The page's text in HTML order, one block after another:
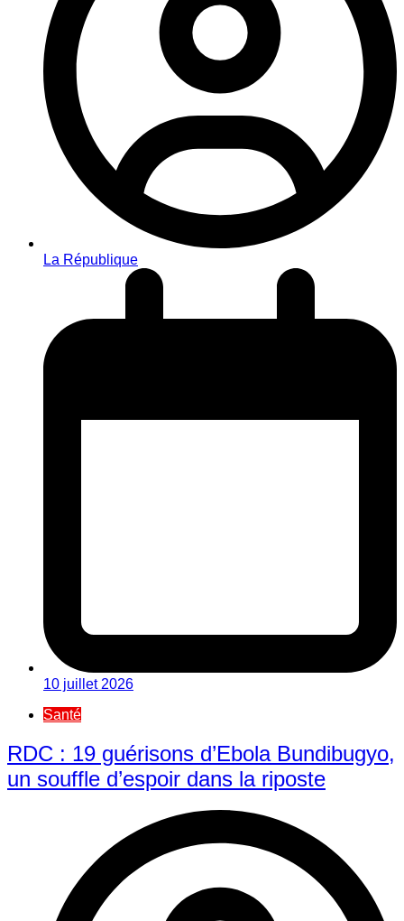
La République
10 juillet 2026
Santé
RDC : 19 guérisons d’Ebola Bundibugyo,
un souffle d’espoir dans la riposte